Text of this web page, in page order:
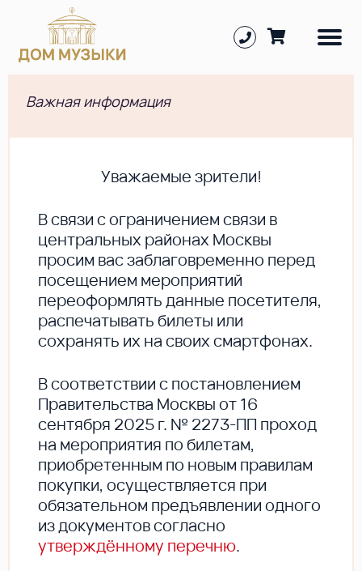
Важная информация
Уважаемые зрители!
В cвязи с ограничением связи в
центральных районах Москвы
просим вас заблаговременно перед
посещением мероприятий
переоформлять данные посетителя,
распечатывать билеты или
сохранять их на своих смартфонах.
В соответствии с постановлением
Правительства Москвы от 16
сентября 2025 г. № 2273-ПП проход
на мероприятия по билетам,
приобретенным по новым правилам
покупки, осуществляется при
обязательном предъявлении одного
из документов согласно
утверждённому перечню.